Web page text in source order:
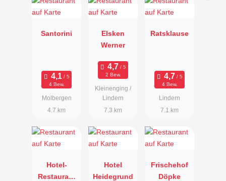
Santorini
4 Bew.
Molbergen
4.7 km
Elsken
Werner
2 Bew.
Kleinenging /
Lindern
7.3 km
Ratsklause
4 Bew.
Lindern
7.1 km
Hotel-
Restaurant
Hotel
Heidegrund
Frischehof
Döpke